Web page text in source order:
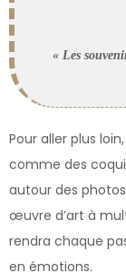
« Les
Pour aller plus
comme des
autour des
œuvre d’art à
rendra chaque
en émotions.